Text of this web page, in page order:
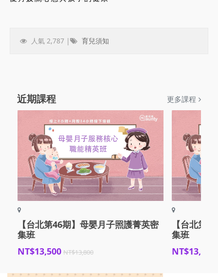
人氣 2,787 | 育兒須知
近期課程 更多課程
【台北第46期】母嬰月子照護菁英密
集班
NT$13,500 NT$13,800
【台北第
集班
NT$13,500